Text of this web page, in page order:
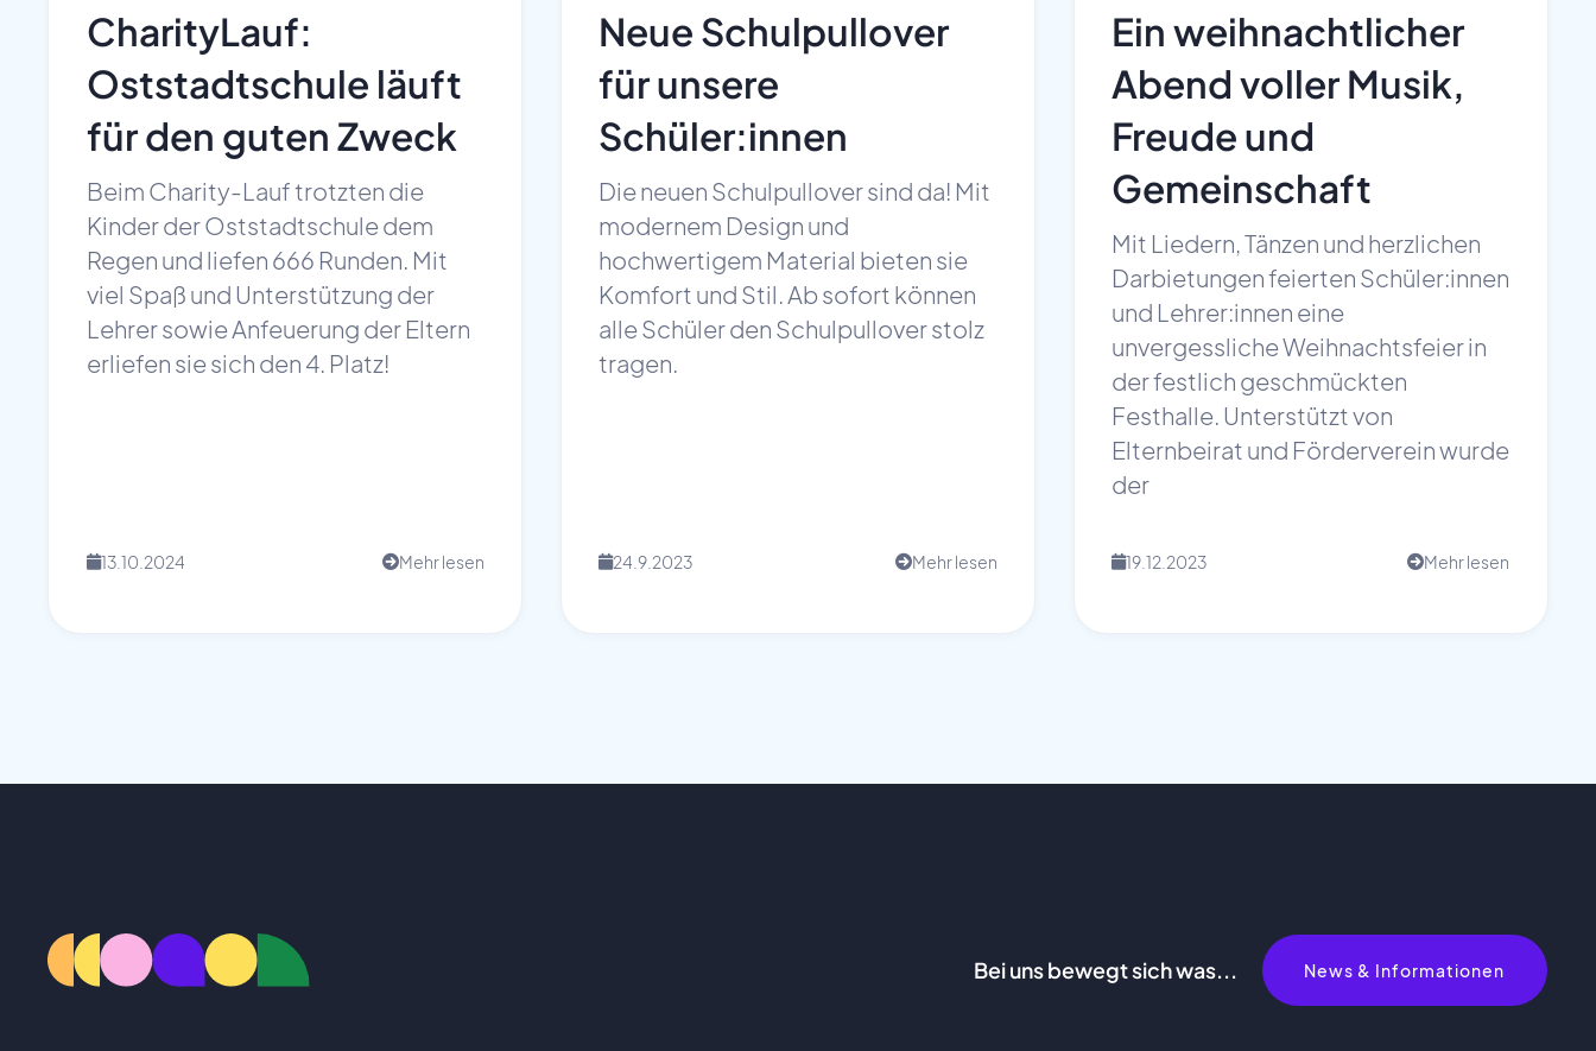
CharityLauf:
Oststadtschule läuft
für den guten Zweck
Beim Charity-Lauf trotzten die
Kinder der Oststadtschule dem
Regen und liefen 666 Runden. Mit
viel Spaß und Unterstützung der
Lehrer sowie Anfeuerung der Eltern
erliefen sie sich den 4. Platz!
📅13.10.2024 Mehr lesen
Neue Schulpullover
für unsere
Schüler:innen
Die neuen Schulpullover sind da! Mit
modernem Design und
hochwertigem Material bieten sie
Komfort und Stil. Ab sofort können
alle Schüler den Schulpullover stolz
tragen.
📅24.9.2023 Mehr lesen
Ein weihnachtlicher
Abend voller Musik,
Freude und
Gemeinschaft
Mit Liedern, Tänzen und herzlichen
Darbietungen feierten Schüler:innen
und Lehrer:innen eine
unvergessliche Weihnachtsfeier in
der festlich geschmückten
Festhalle. Unterstützt von
Elternbeirat und Förderverein wurde
der
📅19.12.2023 Mehr lesen
Bei uns bewegt sich was... News & Informationen